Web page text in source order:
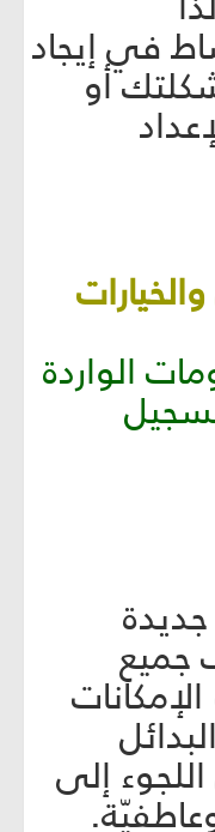
في إيجاد
أو
الواردة
جميع
الإمكانات
إلى